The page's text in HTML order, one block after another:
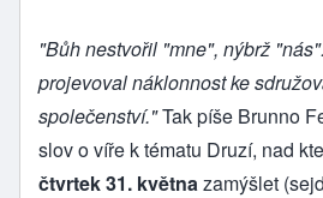
"Bůh nestvořil "mne", nýbrž
projevoval náklonnost ke
společenství."Tak píše Brunno
slov o víře k tématu Druzí, nad
čtvrtek 31. května zamýšlet